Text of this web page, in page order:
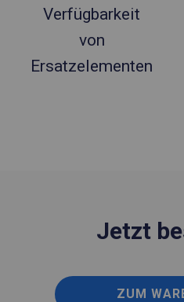
Verfügbarkeit
von
Ersatzelementen
Jetzt
ZUM